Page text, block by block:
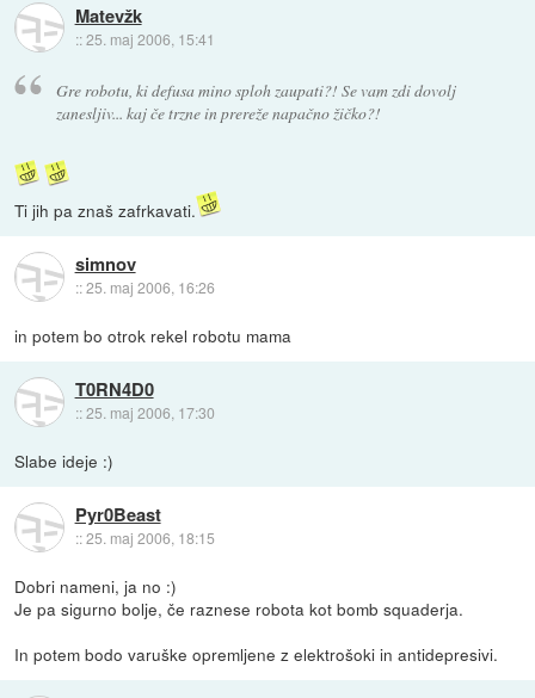
Matevžk
::25. maj 2006, 15:41
Gre robotu, ki defusa mino sploh zaupati?! Se vam zdi dovolj
zanesljiv... kaj če trzne in prereže napačno žičko?!
Ti jih pa znaš zafrkavati.
simnov
::25. maj 2006, 16:26
in potem bo otrok rekel robotu mama
T0RN4D0
::25. maj 2006, 17:30
Slabe ideje :)
Pyr0Beast
::25. maj 2006, 18:15
Dobri nameni, ja no :)
Je pa sigurno bolje, če raznese robota kot bomb squaderja.
In potem bodo varuške opremljene z elektrošoki in antidepresivi.